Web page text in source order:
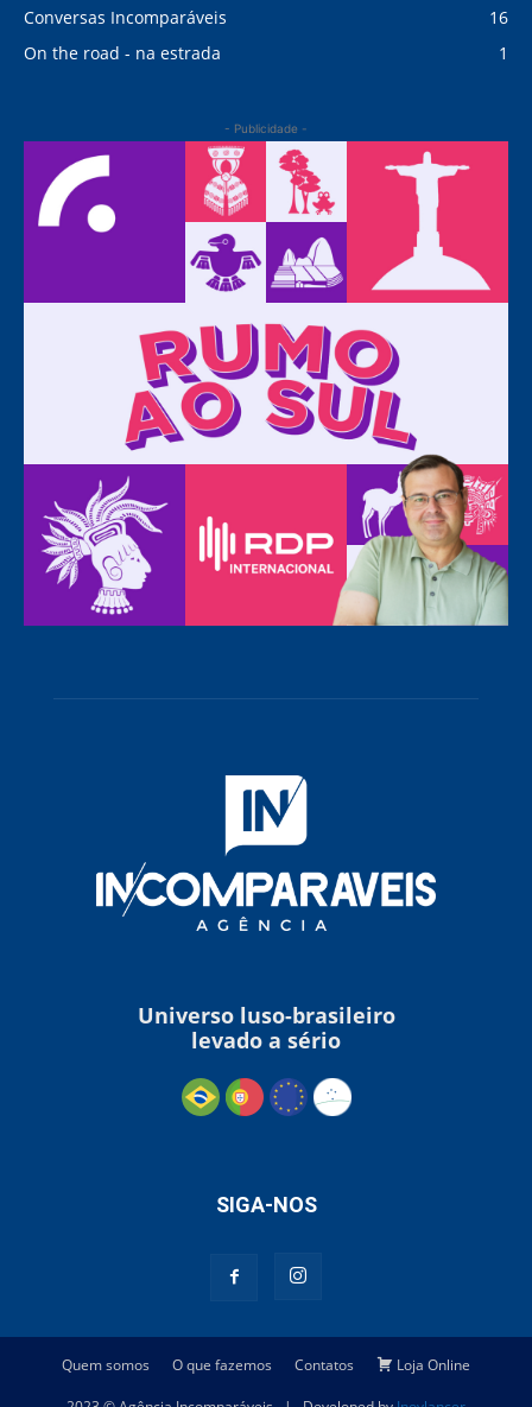
Conversas Incomparáveis
16
On the road - na estrada
1
- Publicidade -
Universo luso-brasileiro
levado a sério
SIGA-NOS
Quem somos O que fazemos Contatos Loja Online